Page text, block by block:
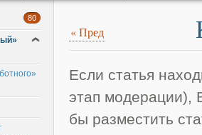
«Пред
Если статья
этап модерации),
бы разместить
80